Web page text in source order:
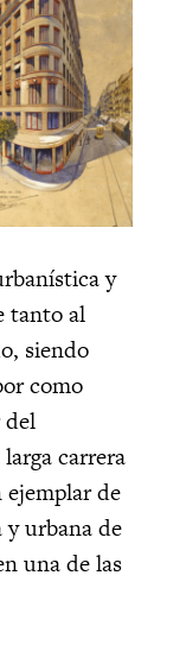
y
tanto al
siendo
como
carrera
de
urbana de
una de las